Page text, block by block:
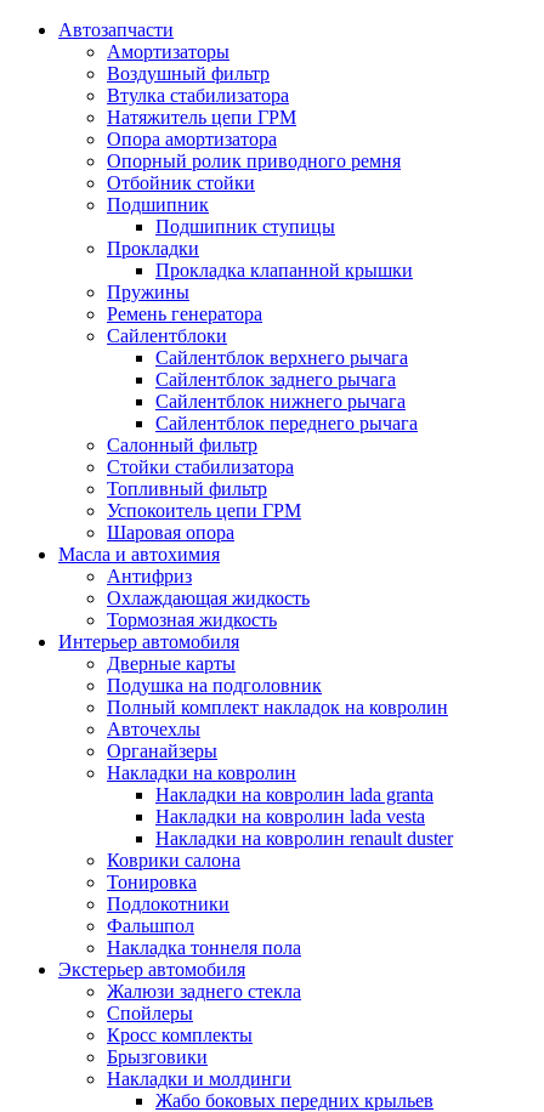
Автозапчасти
Амортизаторы
Воздушный фильтр
Втулка стабилизатора
Натяжитель цепи ГРМ
Опора амортизатора
Опорный ролик приводного ремня
Отбойник стойки
Подшипник
Подшипник ступицы
Прокладки
Прокладка клапанной крышки
Пружины
Ремень генератора
Сайлентблоки
Сайлентблок верхнего рычага
Сайлентблок заднего рычага
Сайлентблок нижнего рычага
Сайлентблок переднего рычага
Салонный фильтр
Стойки стабилизатора
Топливный фильтр
Успокоитель цепи ГРМ
Шаровая опора
Масла и автохимия
Антифриз
Охлаждающая жидкость
Тормозная жидкость
Интерьер автомобиля
Дверные карты
Подушка на подголовник
Полный комплект накладок на ковролин
Авточехлы
Органайзеры
Накладки на ковролин
Накладки на ковролин lada granta
Накладки на ковролин lada vesta
Накладки на ковролин renault duster
Коврики салона
Тонировка
Подлокотники
Фальшпол
Накладка тоннеля пола
Экстерьер автомобиля
Жалюзи заднего стекла
Спойлеры
Кросс комплекты
Брызговики
Накладки и молдинги
Жабо боковых передних крыльев